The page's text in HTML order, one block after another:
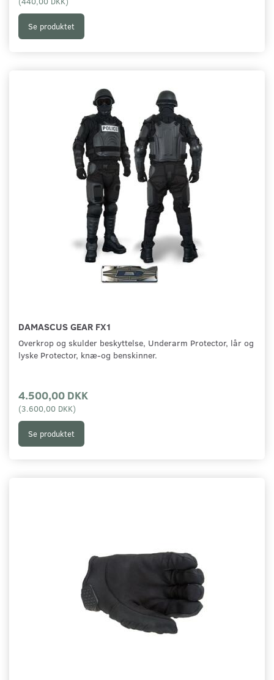
Se produktet
DAMASCUS GEAR FX1
Overkrop og skulder beskyttelse, Underarm Protector, lår og
lyske Protector, knæ-og benskinner.
4.500,00 DKK
(3.600,00 DKK)
Se produktet